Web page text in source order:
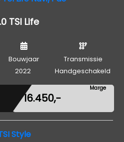
TSI Life
Bouwjaar
2022
Transmissie
Handgeschakeld
€ 16.450,-
Marge